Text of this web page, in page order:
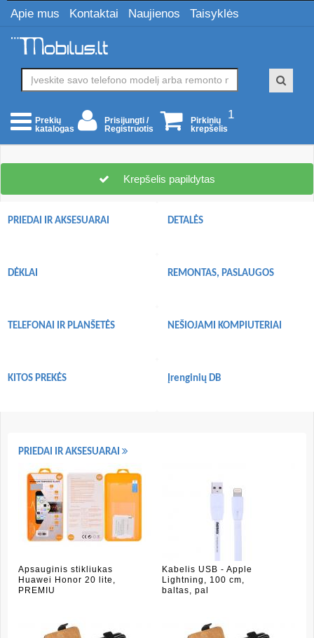
Apie mus Kontaktai Naujienos Taisyklės
Prekių
katalogas
Prisijungti /
Registruotis
1
Pirkinių
krepšelis
Krepšelis papildytas
PRIEDAI IR AKSESUARAI DETALĖS
DĖKLAI REMONTAS, PASLAUGOS
TELEFONAI IR PLANŠETĖS NEŠIOJAMI KOMPIUTERIAI
KITOS PREKĖS Įrenginių DB
PRIEDAI IR AKSESUARAI
Apsauginis stikliukas
Huawei Honor 20 lite,
PREMIU
Kabelis USB - Apple
Lightning, 100 cm,
baltas, pal